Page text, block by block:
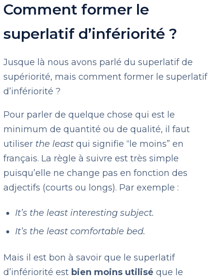
Comment former le
superlatif d’infériorité ?
Jusque là nous avons parlé du superlatif de
supériorité, mais comment former le superlatif
d’infériorité ?
Pour parler de quelque chose qui est le
minimum de quantité ou de qualité, il faut
utiliser the least qui signifie “le moins” en
français. La règle à suivre est très simple
puisqu’elle ne change pas en fonction des
adjectifs (courts ou longs). Par exemple :
It’s the least interesting subject.
It’s the least comfortable bed.
Mais il est bon à savoir que le superlatif
d’infériorité est bien moins utilisé que le